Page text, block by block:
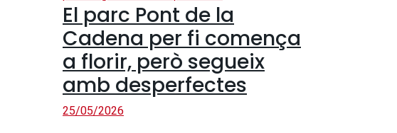
El parc Pont de la
Cadena per fi comença
a florir, però segueix
amb desperfectes
25/05/2026